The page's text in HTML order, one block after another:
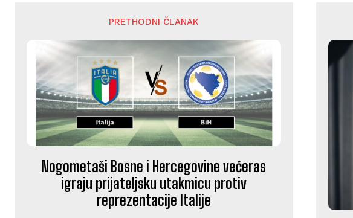
PRETHODNI ČLANAK
Nogometaši Bosne i Hercegovine večeras
igraju prijateljsku utakmicu protiv
reprezentacije Italije